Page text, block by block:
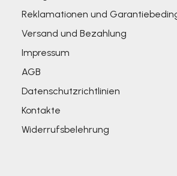
Reklamationen und
Versand und Bezahlung
Impressum
AGB
Datenschutzrichtlinien
Kontakte
Widerrufsbelehrung